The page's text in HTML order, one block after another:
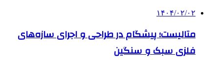
۱۴۰۴/۰۲/۰۲
متالیست؛ پیشگام در طراحی و اجرای سازه‌های
فلزی سبک و سنگین